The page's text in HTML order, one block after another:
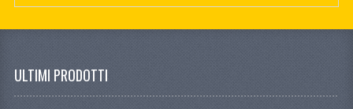
ULTIMI PRODOTTI